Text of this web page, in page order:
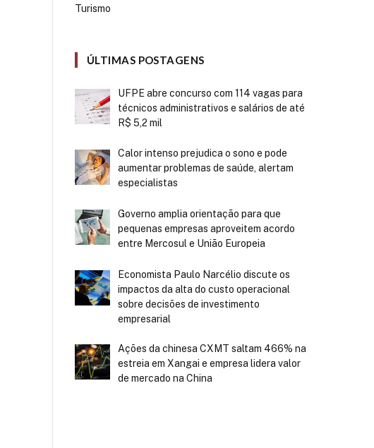
Turismo
ÚLTIMAS POSTAGENS
UFPE abre concurso com 114 vagas para
técnicos administrativos e salários de até
R$ 5,2 mil
Calor intenso prejudica o sono e pode
aumentar problemas de saúde, alertam
especialistas
Governo amplia orientação para que
pequenas empresas aproveitem acordo
entre Mercosul e União Europeia
Economista Paulo Narcélio discute os
impactos da alta do custo operacional
sobre decisões de investimento
empresarial
Ações da chinesa CXMT saltam 466% na
estreia em Xangai e empresa lidera valor
de mercado na China